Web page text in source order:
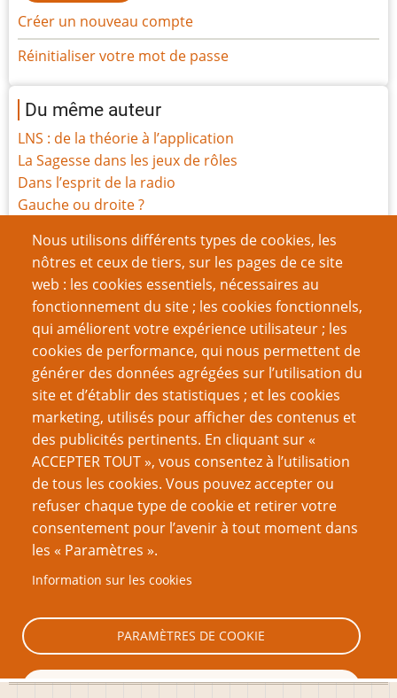
Nous utilisons différents types de cookies, les
nôtres et ceux de tiers, sur les pages de ce site
web : les cookies essentiels, nécessaires au
fonctionnement du site ; les cookies fonctionnels,
qui améliorent votre expérience utilisateur ; les
cookies de performance, qui nous permettent de
générer des données agrégées sur l’utilisation du
site et d’établir des statistiques ; et les cookies
marketing, utilisés pour afficher des contenus et
des publicités pertinents. En cliquant sur «
ACCEPTER TOUT », vous consentez à l’utilisation
de tous les cookies. Vous pouvez accepter ou
refuser chaque type de cookie et retirer votre
consentement pour l’avenir à tout moment dans
les « Paramètres ».
Information sur les cookies
PARAMÈTRES DE COOKIE
TOUT REFUSER
Créer un nouveau compte
Réinitialiser votre mot de passe
Du même auteur
LNS : de la théorie à l’application
La Sagesse dans les jeux de rôles
Dans l’esprit de la radio
Gauche ou droite ?
La Loi et l'Ordre dans les Mondes Imaginaires – 1re
Partie : Les sources de la Loi
La Loi et l'Ordre dans les Mondes Imaginaires – 2e
partie : la procédure judiciaire
La Loi et l'ordre dans les mondes imaginaires – 3e
partie : Les Forces de l'Ordre
Pagination
Page
précédente
‹‹ 3
VOUS AIMEREZ AUSSI
Ebook 27 : 18+ ; thématiques adultes et JdR
OK Boomer
Critique de F.A.T.A.L.